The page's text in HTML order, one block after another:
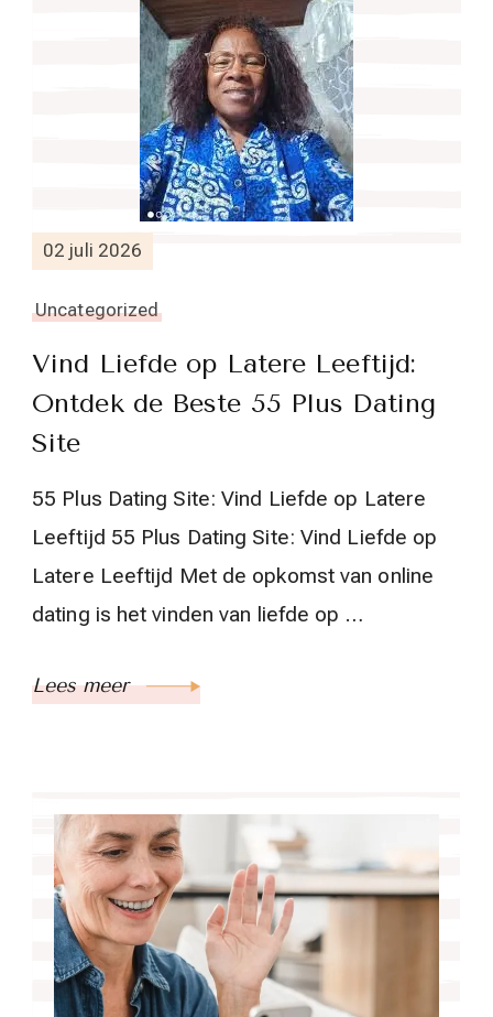
02 juli 2026
Uncategorized
Vind Liefde op Latere Leeftijd:
Ontdek de Beste 55 Plus Dating
Site
55 Plus Dating Site: Vind Liefde op Latere
Leeftijd 55 Plus Dating Site: Vind Liefde op
Latere Leeftijd Met de opkomst van online
dating is het vinden van liefde op …
Lees meer